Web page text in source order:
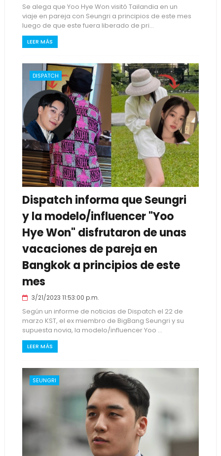
Se alega que Yoo Hye Won visitó Tailandia en un
viaje en pareja con Seungri a principios de este mes
luego de que este fuera liberado de pri...
LEER MÁS
DISPATCH
Dispatch informa que Seungri
y la modelo/influencer "Yoo
Hye Won" disfrutaron de unas
vacaciones de pareja en
Bangkok a principios de este
mes
3/21/2023 11:53:00 p.m.
Según un informe de noticias de Dispatch el 22 de
marzo KST, el ex miembro de BigBang Seungri y su
supuesta novia, la modelo/influencer Yoo ...
LEER MÁS
SEUNGRI